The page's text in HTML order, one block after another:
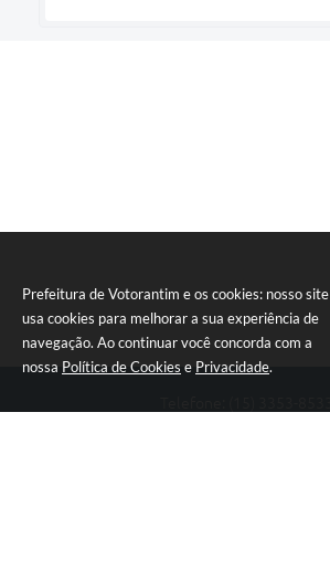
Prefeitura de Votorantim e os cookies: nosso site
usa cookies para melhorar a sua experiência de
navegação. Ao continuar você concorda com a
nossa Política de Cookies e Privacidade.